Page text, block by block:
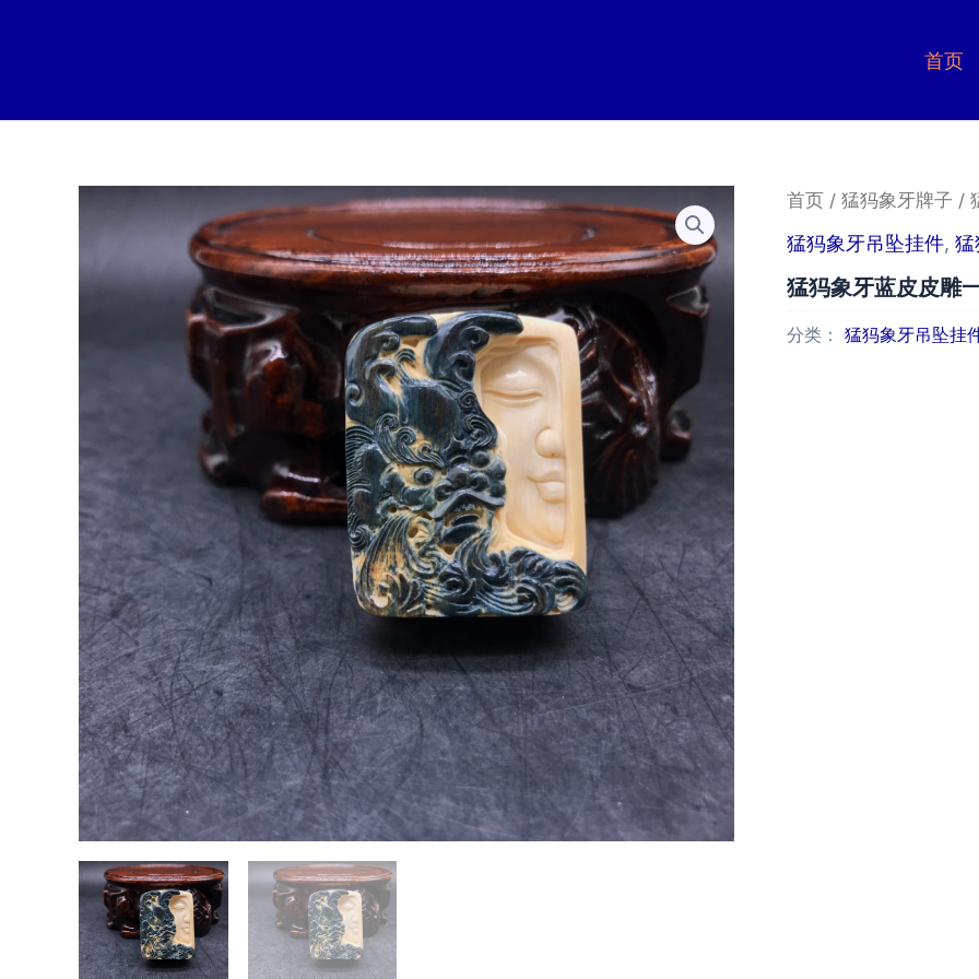
首页
首页 / 猛犸象牙牌子 /
猛犸象牙吊坠挂件, 猛
猛犸象牙蓝皮皮雕
分类： 猛犸象牙吊坠挂